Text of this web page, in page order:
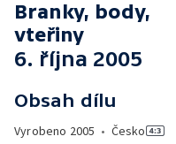
Branky, body,
vteřiny
6. října 2005
Obsah dílu
Vyrobeno 2005 • Česko